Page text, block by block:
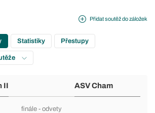
Přidat soutěž do záložek
Statistiky Přestupy
II ASV Cham
finále - odvety